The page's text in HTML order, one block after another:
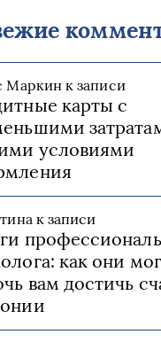
Маркинк записи
карты с
условиями
к записи
как они
вам достичь